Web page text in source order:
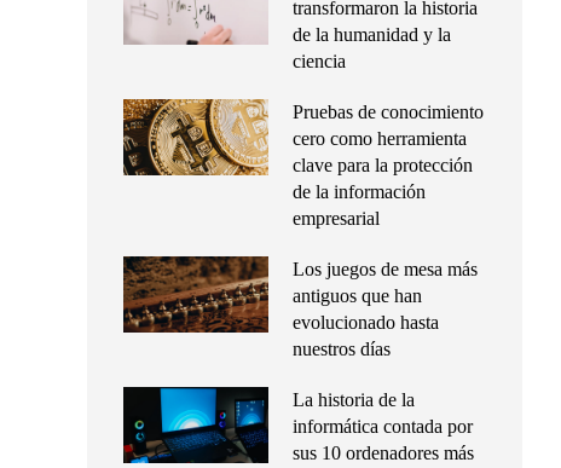
transformaron la historia
de la humanidad y la
ciencia
Pruebas de conocimiento
cero como herramienta
clave para la protección
de la información
empresarial
Los juegos de mesa más
antiguos que han
evolucionado hasta
nuestros días
La historia de la
informática contada por
sus 10 ordenadores más